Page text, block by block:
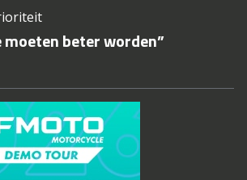
moeten beter worden”